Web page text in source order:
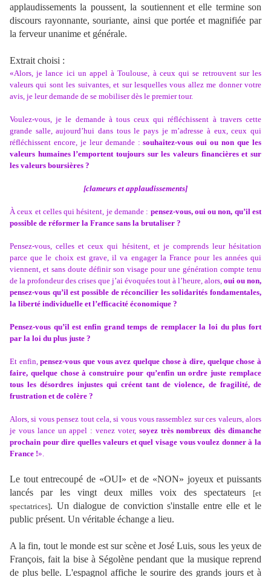
applaudissements la poussent, la soutiennent et elle termine son
discours rayonnante, souriante, ainsi que portée et magnifiée par
la ferveur unanime et générale.
Extrait choisi :
«Alors, je lance ici un appel à Toulouse, à ceux qui se retrouvent sur les
valeurs qui sont les suivantes, et sur lesquelles vous allez me donner votre
avis, je leur demande de se mobiliser dès le premier tour.
Voulez-vous, je le demande à tous ceux qui réfléchissent à travers cette
grande salle, aujourd’hui dans tous le pays je m’adresse à eux, ceux qui
réfléchissent encore, je leur demande :souhaitez-vous oui ou non que les
valeurs humaines l’emportent toujours sur les valeurs financières et sur
les valeurs boursières ?
[clameurs et applaudissements]
À ceux et celles qui hésitent, je demande : pensez-vous, oui ou non, qu’il est
possible de réformer la France sans la brutaliser ?
Pensez-vous, celles et ceux qui hésitent, et je comprends leur hésitation
parce que le choix est grave, il va engager la France pour les années qui
viennent, et sans doute définir son visage pour une génération compte tenu
de la profondeur des crises que j’ai évoquées tout à l’heure, alors, oui ou non,
pensez-vous qu’il est possible de réconcilier les solidarités fondamentales,
la liberté individuelle et l’efficacité économique ?
Pensez-vous qu’il est enfin grand temps de remplacer la loi du plus fort
par la loi du plus juste ?
Et enfin,pensez-vous que vous avez quelque chose à dire, quelque chose à
faire, quelque chose à construire pour qu’enfin un ordre juste remplace
tous les désordres injustes qui créent tant de violence, de fragilité, de
frustration et de colère ?
Alors, si vous pensez tout cela, si vous vous rassemblez sur ces valeurs, alors
je vous lance un appel : venez voter, soyez très nombreux dès dimanche
prochain pour dire quelles valeurs et quel visage vous voulez donner à la
France !».
Le tout entrecoupé de «OUI» et de «NON» joyeux et puissants
lancés par les vingt deux milles voix des spectateurs
[et
spectatrices]. Un dialogue de conviction s'installe entre elle et le
public présent. Un véritable échange a lieu.
A la fin, tout le monde est sur scène et José Luis, sous les yeux de
François, fait la bise à Ségolène pendant que la musique reprend
de plus belle. L'espagnol affiche le sourire des grands jours et à